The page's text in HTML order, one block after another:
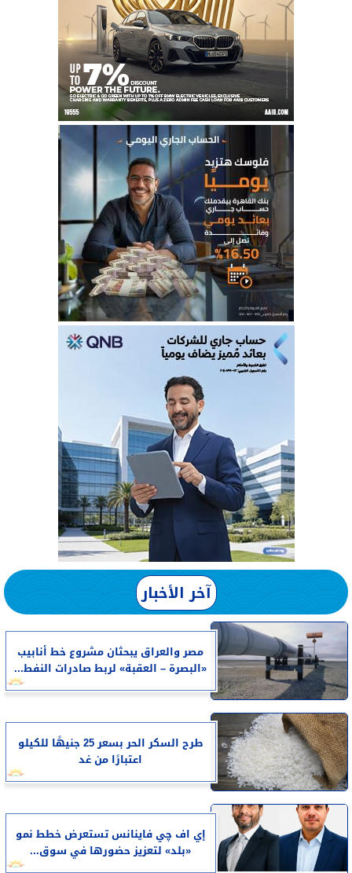
آخر الأخبار
مصر والعراق يبحثان مشروع خط أنابيب
«البصرة – العقبة» لربط صادرات النفط...
طرح السكر الحر بسعر 25 جنيهًا للكيلو
اعتبارًا من غد
إي اف چي فاينانس تستعرض خطط نمو
«بلد» لتعزيز حضورها في سوق...